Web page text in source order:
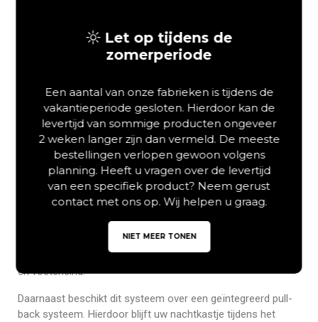
Elektrische boxspring gold
7000 voor ergonomisch
slaapcomfort
De elektrische boxspring gold 7000 combineert
hoogwaardige techniek met een verfijnd, gecapitonneerd
design. Dit model uit de Gold Collection is bovendien
uitgerust met twee krachtige motoren van 6000 Newton.
Hierdoor geniet u van een soepele verstelling van het hoofd-
en voeteneind.
Daarnaast beschikt dit systeem over een geïntegreerd pull-
back systeem. Hierdoor blijft uw nachtkastje tijdens het
Let op tijdens de
zomerperiode
Een aantal van onze fabrieken is tijdens de
vakantieperiode gesloten. Hierdoor kan de
levertijd van sommige producten ongeveer
2 weken langer zijn dan vermeld. De meeste
bestellingen verlopen gewoon volgens
planning. Heeft u vragen over de levertijd
van een specifiek product? Neem gerust
contact met ons op. Wij helpen u graag.
NIET MEER TONEN